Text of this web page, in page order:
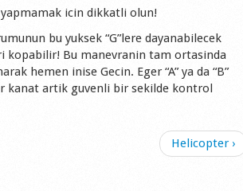
icin dikkatli olun!
bu yuksek “G”lere dayanabilecek
kopabilir! Bu manevranin tam ortasinda
hemen inise Gecin. Eger “A” ya da “B”
kanat artik guvenli bir sekilde kontrol
Helicopter ›